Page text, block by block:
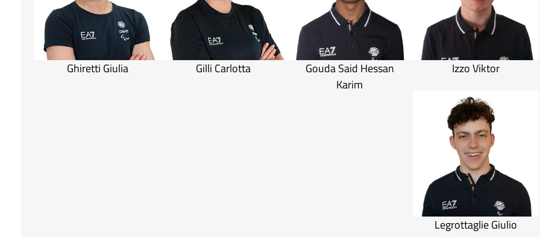
Ghiretti Giulia Gilli Carlotta
Gouda Said Hessan
Karim
Izzo Viktor
Legrottaglie Giulio